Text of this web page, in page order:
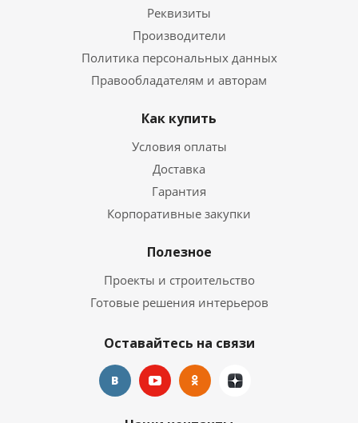
Реквизиты
Производители
Политика персональных данных
Правообладателям и авторам
Как купить
Условия оплаты
Доставка
Гарантия
Корпоративные закупки
Полезное
Проекты и строительство
Готовые решения интерьеров
Оставайтесь на связи